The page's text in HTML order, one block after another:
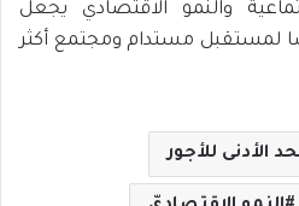
والنمو الاقتصادي يجعل
لمستقبل مستدام ومجتمع أكثر
الأدنى للأجور